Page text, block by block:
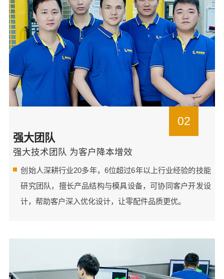
02
强大团队
强大技术团队 为客户降本增效
创始人深耕行业20多年，6位超过6年以上行业经验的技能
研究团队，擅长产品结构与模具设备，可协同客户开发设
计，帮助客户深入优化设计，让零配件品质更优。